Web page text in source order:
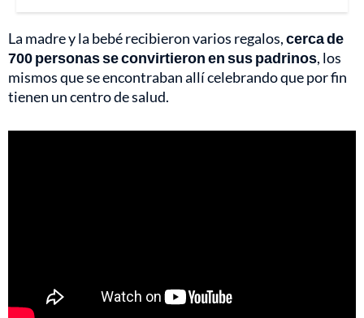
La madre y la bebé recibieron varios regalos,cerca de
700 personas se convirtieron en sus padrinos, los
mismos que se encontraban allí celebrando que por fin
tienen un centro de salud.